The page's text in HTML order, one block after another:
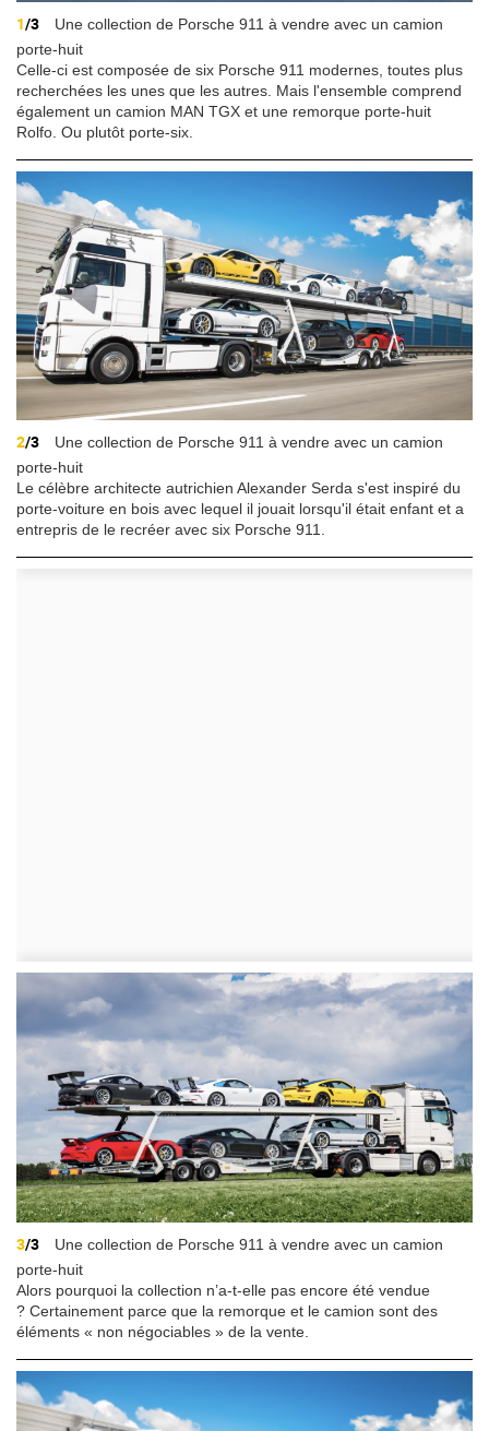
1/3
Une collection de Porsche 911 à vendre avec un camion
porte-huit
Celle-ci est composée de six Porsche 911 modernes, toutes plus
recherchées les unes que les autres. Mais l'ensemble comprend
également un camion MAN TGX et une remorque porte-huit
Rolfo. Ou plutôt porte-six.
2/3
Une collection de Porsche 911 à vendre avec un camion
porte-huit
Le célèbre architecte autrichien Alexander Serda s'est inspiré du
porte-voiture en bois avec lequel il jouait lorsqu'il était enfant et a
entrepris de le recréer avec six Porsche 911.
3/3
Une collection de Porsche 911 à vendre avec un camion
porte-huit
Alors pourquoi la collection n’a-t-elle pas encore été vendue
? Certainement parce que la remorque et le camion sont des
éléments « non négociables » de la vente.